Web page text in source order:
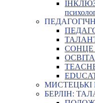
СОНЦЕ
МИСТЕЦЬКІ
БЕРЛІН: